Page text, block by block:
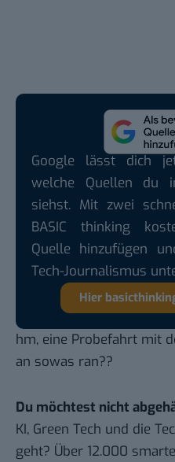
Google lässt dich
welche Quellen du
siehst. Mit zwei
BASIC thinking
Quelle hinzufügen
Tech-Journalismus
Hier
hm, eine Probefahrt mit
an sowas ran??
Du möchtest nicht
KI, Green Tech und die
geht? Über 12.000